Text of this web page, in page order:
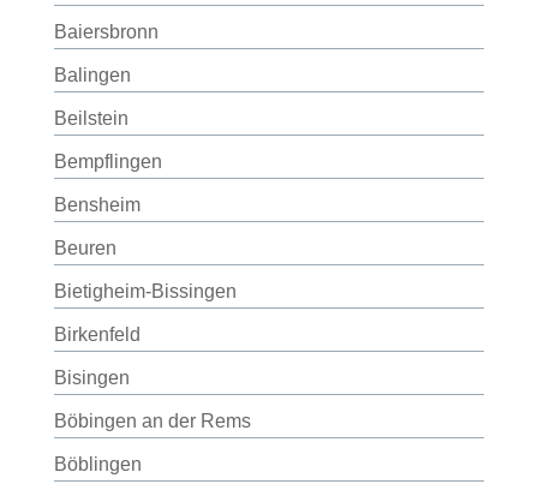
Baiersbronn
Balingen
Beilstein
Bempflingen
Bensheim
Beuren
Bietigheim-Bissingen
Birkenfeld
Bisingen
Böbingen an der Rems
Böblingen